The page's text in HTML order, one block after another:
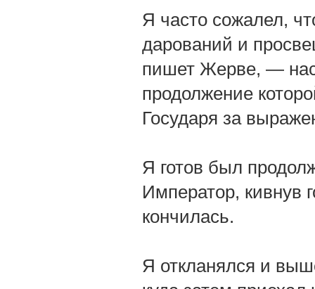
Я часто сожалел,
дарований и
пишет Жерве, —
продолжение
Государя за
Я готов был
Император, кивнув
кончилась.
Я откланялся и